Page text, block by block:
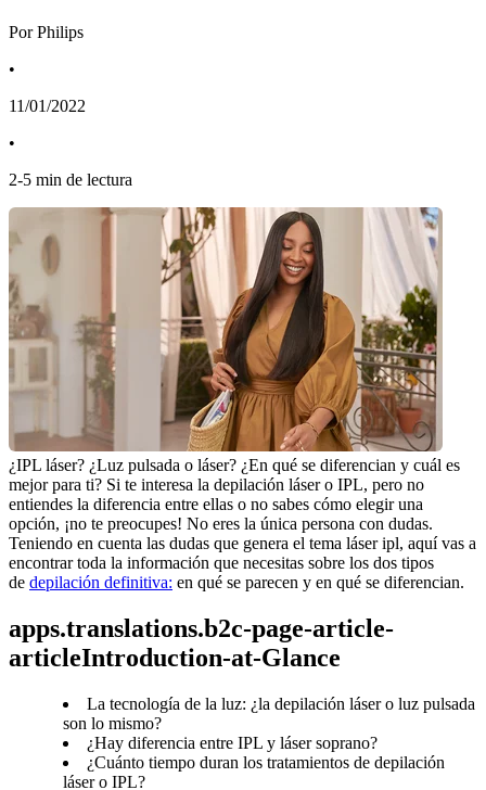
Por Philips
•
11/01/2022
•
2-5 min de lectura
¿IPL láser? ¿Luz pulsada o láser? ¿En qué se diferencian y cuál es
mejor para ti? Si te interesa la depilación láser o IPL, pero no
entiendes la diferencia entre ellas o no sabes cómo elegir una
opción, ¡no te preocupes! No eres la única persona con dudas.
Teniendo en cuenta las dudas que genera el tema láser ipl, aquí vas a
encontrar toda la información que necesitas sobre los dos tipos
de depilación definitiva: en qué se parecen y en qué se diferencian.
apps.translations.b2c-page-article-
articleIntroduction-at-Glance
La tecnología de la luz: ¿la depilación láser o luz pulsada
son lo mismo?
¿Hay diferencia entre IPL y láser soprano?
¿Cuánto tiempo duran los tratamientos de depilación
láser o IPL?